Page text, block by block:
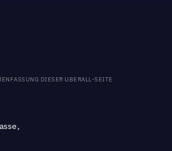
DIESER UBERALL-SEITE